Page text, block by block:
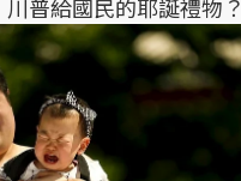
普給國民的耶誕禮物？